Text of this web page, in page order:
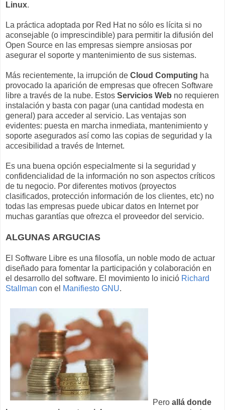
Linux.
La práctica adoptada por Red Hat no sólo es lícita si no
aconsejable (o imprescindible) para permitir la difusión del
Open Source en las empresas siempre ansiosas por
asegurar el soporte y mantenimiento de sus sistemas.
Más recientemente, la irrupción de Cloud Computing ha
provocado la aparición de empresas que ofrecen Software
libre a través de la nube. Estos Servicios Web no requieren
instalación y basta con pagar (una cantidad modesta en
general) para acceder al servicio. Las ventajas son
evidentes: puesta en marcha inmediata, mantenimiento y
soporte asegurados así como las copias de seguridad y la
accesibilidad a través de Internet.
Es una buena opción especialmente si la seguridad y
confidencialidad de la información no son aspectos críticos
de tu negocio. Por diferentes motivos (proyectos
clasificados, protección información de los clientes, etc) no
todas las empresas puede ubicar datos en Internet por
muchas garantías que ofrezca el proveedor del servicio.
ALGUNAS ARGUCIAS
El Software Libre es una filosofía, un noble modo de actuar
diseñado para fomentar la participación y colaboración en
el desarrollo del software. El movimiento lo inició Richard
Stallman con el Manifiesto GNU.
Pero allá donde